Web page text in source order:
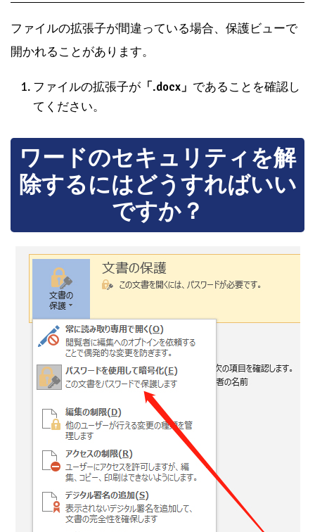
ファイルの拡張子が間違っている場合、保護ビューで
開かれることがあります。
ファイルの拡張子が 「.docx」 であることを確認し
てください。
ワードのセキュリティを解
除するにはどうすればいい
ですか？